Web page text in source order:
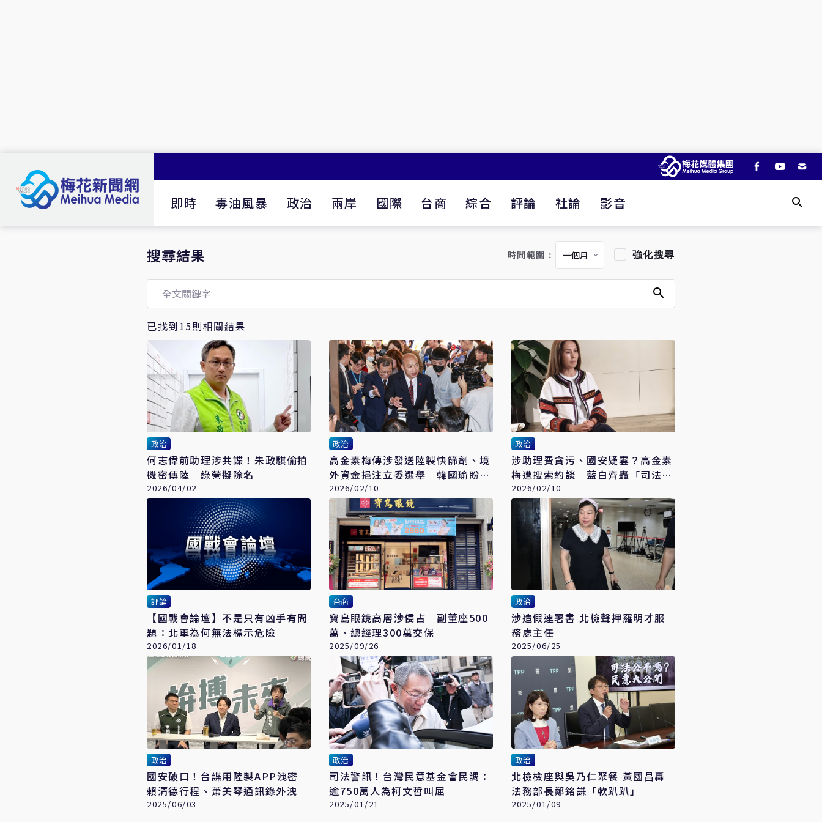
即時 毒油風暴 政治 兩岸 國際 台商 綜合 評論 社論 影音
搜尋結果 時間範圍： 強化搜尋
已找到15則相關結果
政治
何志偉前助理涉共諜！朱政騏偷拍
機密傳陸 綠營擬除名
2026/04/02
政治
高金素梅傳涉發送陸製快篩劑、境
外資金挹注立委選舉 韓國瑜盼檢
調「勿當政治打手」
2026/02/10
政治
涉助理費貪污、國安疑雲？高金素
梅遭搜索約談 藍白齊轟「司法打
壓在野」
2026/02/10
評論
【國戰會論壇】不是只有凶手有問
題：北車為何無法標示危險
2026/01/18
台商
寶島眼鏡高層涉侵占 副董座500
萬、總經理300萬交保
2025/09/26
政治
涉造假連署書 北檢聲押羅明才服
務處主任
2025/06/25
政治
國安破口！台諜用陸製APP洩密
賴清德行程、蕭美琴通訊錄外洩
2025/06/03
政治
司法警訊！台灣民意基金會民調：
逾750萬人為柯文哲叫屈
2025/01/21
政治
北檢檢座與吳乃仁聚餐 黃國昌轟
法務部長鄭銘謙「軟趴趴」
2025/01/09